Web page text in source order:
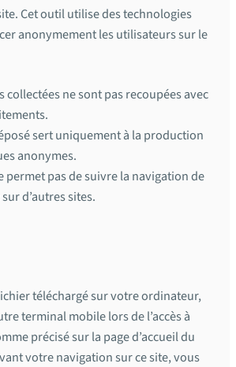
Cet outil utilise des technologies
anonymement les utilisateurs sur le
collectées ne sont pas recoupées avec
sert uniquement à la production
anonymes.
permet pas de suivre la navigation de
d’autres sites.
téléchargé sur votre ordinateur,
terminal mobile lors de l’accès à
précisé sur la page d’accueil du
votre navigation sur ce site, vous